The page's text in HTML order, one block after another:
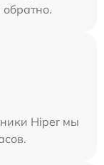
Hiper мы